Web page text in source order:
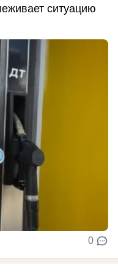
ситуацию
0